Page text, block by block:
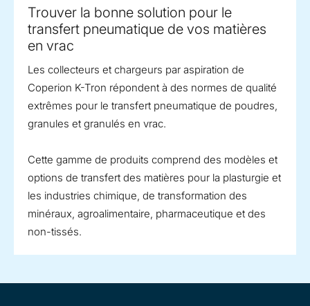
Trouver la bonne solution pour le
transfert pneumatique de vos matières
en vrac
Les collecteurs et chargeurs par aspiration de
Coperion K-Tron répondent à des normes de qualité
extrêmes pour le transfert pneumatique de poudres,
granules et granulés en vrac.
Cette gamme de produits comprend des modèles et
options de transfert des matières pour la plasturgie et
les industries chimique, de transformation des
minéraux, agroalimentaire, pharmaceutique et des
non-tissés.